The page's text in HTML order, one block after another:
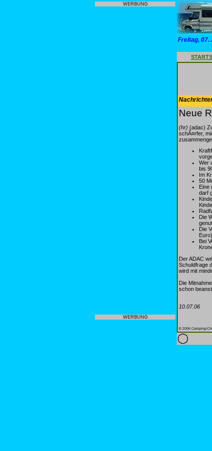
WERBUNG
WERBUNG
Freitag, 07.
Neue
(hr) (adac)
schÃ¤rfer,
Wer
bis
Im
50
Eine
darf
Die
Die
Bei
Der ADAC
Schuldfrage
wird mit
Die
schon
10.07.06
© 2006 Camping-